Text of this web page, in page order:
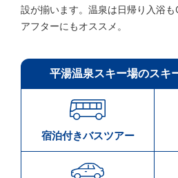
設が揃います。温泉は日帰り入浴
アフターにもオススメ。
平湯温泉スキー場のスキ
宿泊付きバスツアー